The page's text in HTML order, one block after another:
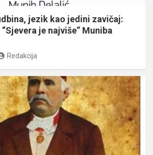
jezik kao jedini zavičaj:
je najviše” Muniba
Redakcija